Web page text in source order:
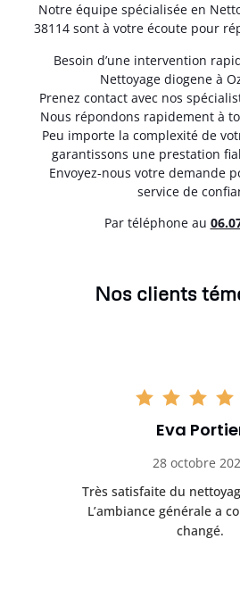
Notre équipe spécialisée en
38114 sont à votre écoute pour
Besoin d’une intervention
Nettoyage diogene à
Prenez contact avec nos
Nous répondons rapidement à
Peu importe la complexité de
garantissons une prestation
Envoyez-nous votre demande
service de
Par téléphone au
Nos clients
Eva
28 octobre
Très satisfaite du
L’ambiance générale a
changé.